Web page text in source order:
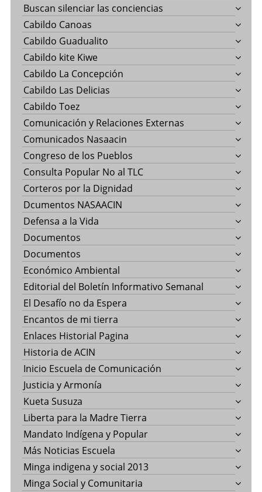
Buscan silenciar las conciencias
Cabildo Canoas
Cabildo Guadualito
Cabildo kite Kiwe
Cabildo La Concepción
Cabildo Las Delicias
Cabildo Toez
Comunicación y Relaciones Externas
Comunicados Nasaacin
Congreso de los Pueblos
Consulta Popular No al TLC
Corteros por la Dignidad
Dcumentos NASAACIN
Defensa a la Vida
Documentos
Documentos
Económico Ambiental
Editorial del Boletín Informativo Semanal
El Desafío no da Espera
Encantos de mi tierra
Enlaces Historial Pagina
Historia de ACIN
Inicio Escuela de Comunicación
Justicia y Armonía
Kueta Susuza
Liberta para la Madre Tierra
Mandato Indígena y Popular
Más Noticias Escuela
Minga indigena y social 2013
Minga Social y Comunitaria